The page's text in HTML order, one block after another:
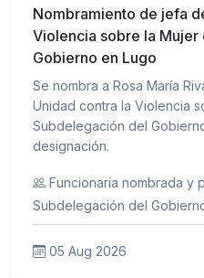
Nombramiento de jefa
Violencia sobre la
Gobierno en Lugo
Se nombra a Rosa María
Unidad contra la Violencia
Subdelegación del
designación.
Funcionaria nombrada y
Subdelegación del
05 Aug 2026